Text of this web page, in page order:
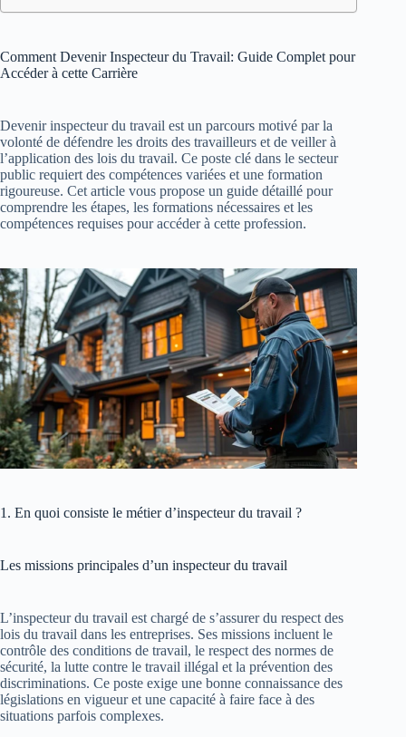
Comment Devenir Inspecteur du Travail: Guide Complet pour
Accéder à cette Carrière
Devenir inspecteur du travail est un parcours motivé par la
volonté de défendre les droits des travailleurs et de veiller à
l’application des lois du travail. Ce poste clé dans le secteur
public requiert des compétences variées et une formation
rigoureuse. Cet article vous propose un guide détaillé pour
comprendre les étapes, les formations nécessaires et les
compétences requises pour accéder à cette profession.
1. En quoi consiste le métier d’inspecteur du travail ?
Les missions principales d’un inspecteur du travail
L’inspecteur du travail est chargé de s’assurer du respect des
lois du travail dans les entreprises. Ses missions incluent le
contrôle des conditions de travail, le respect des normes de
sécurité, la lutte contre le travail illégal et la prévention des
discriminations. Ce poste exige une bonne connaissance des
législations en vigueur et une capacité à faire face à des
situations parfois complexes.